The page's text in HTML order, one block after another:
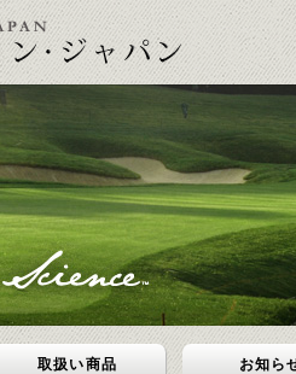
取扱い商品 お知ら